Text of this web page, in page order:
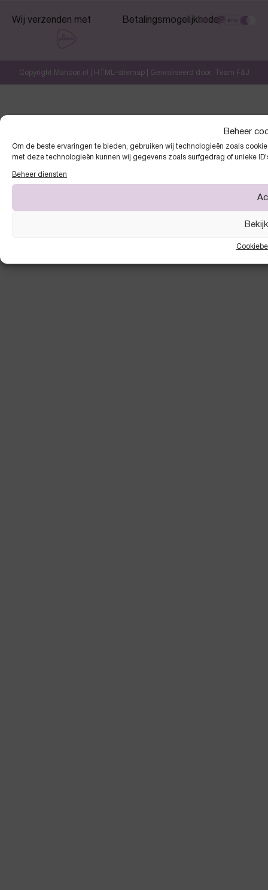
Beheer
Om de beste ervaringen te bieden, gebruiken wij technologieën zoals
met deze technologieën kunnen wij gegevens zoals surfgedrag of unieke
Beheer diensten
Wij verzenden met Betalingsmogelijkheden
Copyright Manoon.nl | HTML-sitemap| Gerealiseerd door: Team F&J